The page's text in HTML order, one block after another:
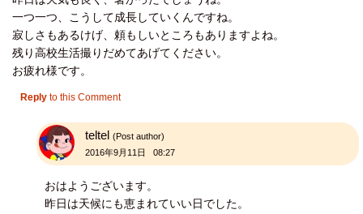
一つ一つ、こうして成長していくんですね。
寂しさもあるけげ、頼もしいところもありますよね。
残り高校生活撮りだめてあげてください。
お疲れ様です。
Reply to this Comment
teltel (Post author)
2016年9月11日 08:27
おはようございます。
昨日は天候にも恵まれていい日でした。